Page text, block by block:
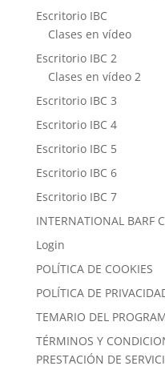
Escritorio IBC
Clases en vídeo
Escritorio IBC 2
Clases en vídeo 2
Escritorio IBC 3
Escritorio IBC 4
Escritorio IBC 5
Escritorio IBC 6
Escritorio IBC 7
INTERNATIONAL BARF
Login
POLÍTICA DE COOKIES
POLÍTICA DE
TEMARIO DEL
TÉRMINOS Y
PRESTACIÓN DE